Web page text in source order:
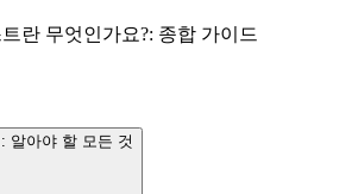
란 무엇인가요?: 종합 가이드
알아야 할 모든 것